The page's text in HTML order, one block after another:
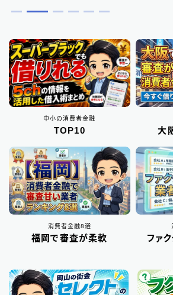
東京都の消費者金融 31
大阪府の消費者金融 7
北海道地方の消費者金融
関東地方の消費者金融 12
中部地方の消費者金融 9
近畿地方の消費者金融 28
中国地方・四国地方の消費者金融 23
中小消費者金融で借りる 12
中小の消費者金融
TOP10 大
消費者金融8選
福岡で審査が柔軟 ファ